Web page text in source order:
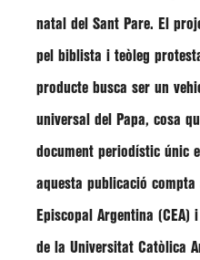
natal del Sant Pare. El
pel biblista i teòleg
producte busca ser un
universal del Papa, cosa
document periodístic únic
aquesta publicació compta
Episcopal Argentina
de la Universitat Catòlica